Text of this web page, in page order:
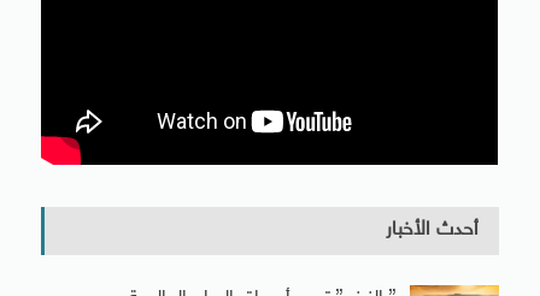
أحدث الأخبار